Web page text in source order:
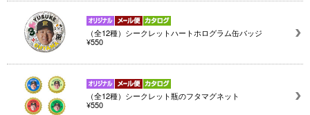
（全12種）シークレットハートホログラム缶バッジ
¥550
（全12種）シークレット瓶のフタマグネット
¥550